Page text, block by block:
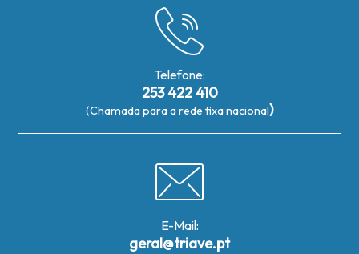
Telefone:
253 422 410
(Chamada para a rede fixa nacional)
E-Mail:
geral@triave.pt